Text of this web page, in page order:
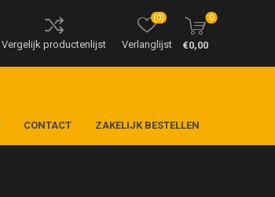
Vergelijk productenlijst Verlanglijst
(0) 0
€0,00
CONTACT ZAKELIJK BESTELLEN